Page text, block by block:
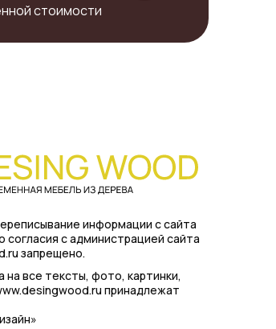
стоимости
информации с сайта
согласия с администрацией сайта
запрещено.
на все тексты, фото, картинки,
принадлежат